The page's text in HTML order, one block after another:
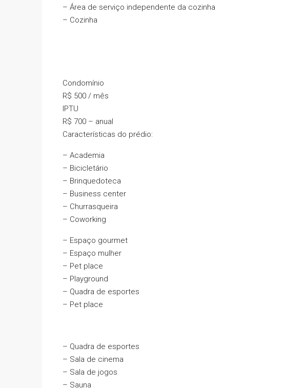
– Área de serviço independente da cozinha
– Cozinha
Condomínio
R$ 500 / mês
IPTU
R$ 700 – anual
Características do prédio:
– Academia
– Bicicletário
– Brinquedoteca
– Business center
– Churrasqueira
– Coworking
– Espaço gourmet
– Espaço mulher
– Pet place
– Playground
– Quadra de esportes
– Pet place
– Quadra de esportes
– Sala de cinema
– Sala de jogos
– Sauna